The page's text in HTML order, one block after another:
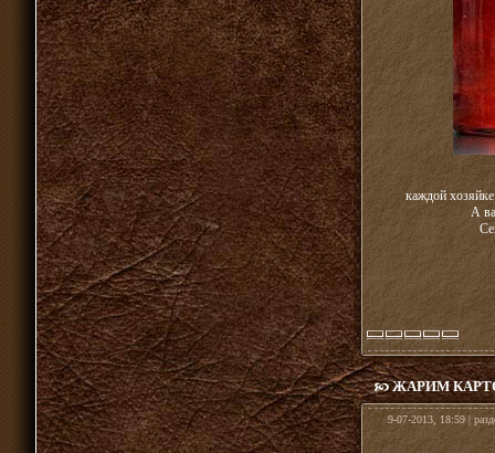
каждой
А
ЖАРИМ
9-07-2013, 18:59 |